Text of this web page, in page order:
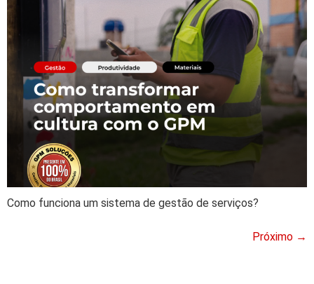
Como funciona um sistema de gestão de serviços?
Próximo →